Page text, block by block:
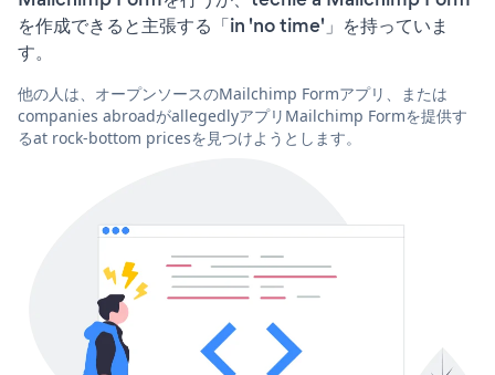
を作成できると主張する「in 'no time'」を持っていま
す。
他の人は、オープンソースのMailchimp Formアプリ、または
companies abroadがallegedlyアプリMailchimp Formを提供す
るat rock-bottom pricesを見つけようとします。